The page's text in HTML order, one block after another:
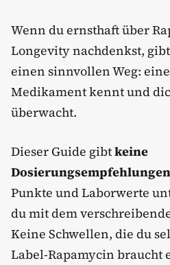
Wenn du ernsthaft über
Longevity nachdenkst,
einen sinnvollen Weg:
Medikament kennt und
überwacht.
Dieser Guide gibtkeine
Dosierungsempfehlungen
Punkte und Laborwerte
du mit dem
Keine Schwellen, die du
Label-Rapamycin